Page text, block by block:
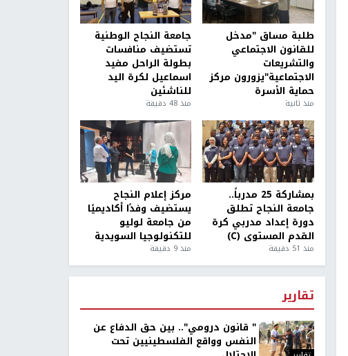
طلبة مساق "مدخل
للقانون الاجتماعي
والتشريعات
الاجتماعية"يزورون مركز
حماية الأسرة
منذ ثانية
جامعة النجاح الوطنية
تستضيف منافسات
بطولة الراحل مفيد
اسماعيل لكرة اليد
للناشئين
منذ 48 دقيقة
بمشاركة 25 مدرباً..
جامعة النجاح تطلق
دورة إعداد مدربي كرة
القدم المستوى (C)
منذ 51 دقيقة
مركز إعلام النجاح
يستضيف وفدًا أكاديميًا
من جامعة لوليو
للتكنولوجيا السويدية
منذ 9 دقيقة
تقارير
" قانون درومي".. بين حق الدفاع عن
النفس وواقع الفلسطينيين تحت